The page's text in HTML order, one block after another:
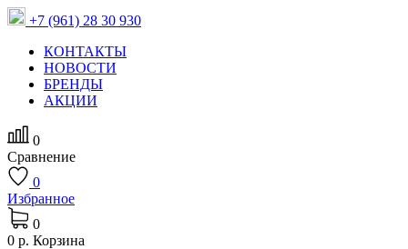
+7 (961) 28 30 930
КОНТАКТЫ
НОВОСТИ
БРЕНДЫ
АКЦИИ
0
Сравнение
0
Избранное
0
0 р. Корзина